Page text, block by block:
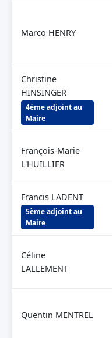
Marco HENRY
Christine
HINSINGER
4ème adjoint au
Maire
François-Marie
L'HUILLIER
Francis LADENT
5ème adjoint au
Maire
Céline
LALLEMENT
Quentin MENTREL